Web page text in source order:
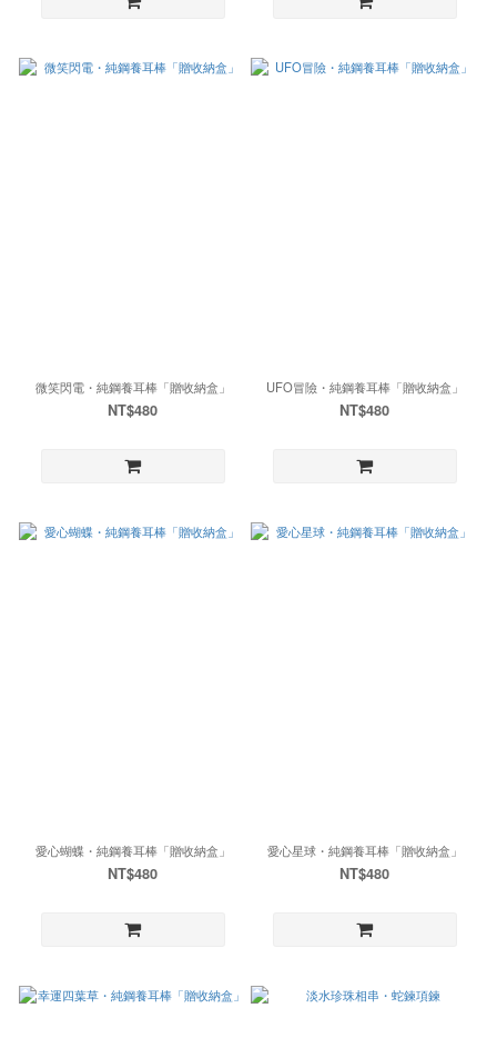
微笑閃電・純鋼養耳棒「贈收納盒」
NT$480
UFO冒險・純鋼養耳棒「贈收納盒」
NT$480
愛心蝴蝶・純鋼養耳棒「贈收納盒」
NT$480
愛心星球・純鋼養耳棒「贈收納盒」
NT$480